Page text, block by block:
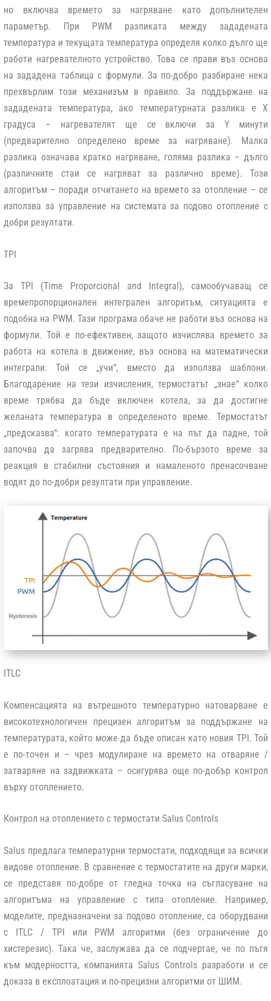
но включва времето за нагряване като допълнителен
параметър. При PWM разликата между зададената
температура и текущата температура определя колко дълго ще
работи нагревателното устройство. Това се прави въз основа
на зададена таблица с формули. За по-добро разбиране нека
прехвърлим този механизъм в правило. За поддържане на
зададената температура, ако температурната разлика е X
градуса – нагревателят ще се включи за Y минути
(предварително определено време за нагряване). Малка
разлика означава кратко нагряване, голяма разлика – дълго
(различните стаи се нагряват за различно време). Този
алгоритъм – поради отчитането на времето за отопление – се
използва за управление на системата за подово отопление с
добри резултати.
TPI
За TPI (Time Proporcional and Integral), самообучаващ се
времепропорционален интегрален алгоритъм, ситуацията е
подобна на PWM. Тази програма обаче не работи въз основа на
формули. Той е по-ефективен, защото изчислява времето за
работа на котела в движение, въз основа на математически
интеграли. Той се „учи“, вместо да използва шаблони.
Благодарение на тези изчисления, термостатът „знае“ колко
време трябва да бъде включен котела, за да достигне
желаната температура в определеното време. Термостатът
„предсказва“: когато температурата е на път да падне, той
започва да загрява предварително. По-бързото време за
реакция в стабилни състояния и намаленото пренасочване
водят до по-добри резултати при управление.
ITLC
Компенсацията на вътрешното температурно натоварване е
високотехнологичен прецизен алгоритъм за поддържане на
температурата, който може да бъде описан като новия TPI. Той
е по-точен и – чрез модулиране на времето на отваряне /
затваряне на задвижката – осигурява още по-добър контрол
върху отоплението.
Контрол на отоплението с термостати Salus Controls
Salus предлага температурни термостати, подходящи за всички
видове отопление. В сравнение с термостатите на други марки,
се представя по-добре от гледна точка на съгласуване на
алгоритъма на управление с типа отопление. Например,
моделите, предназначени за подово отопление, са оборудвани
с ITLC / TPI или PWM алгоритми (без ограничение до
хистерезис). Така че, заслужава да се подчертае, че по пътя
към модерността, компанията Salus Controls разработи и се
доказа в експлоатация и по-прецизни алгоритми от ШИМ.